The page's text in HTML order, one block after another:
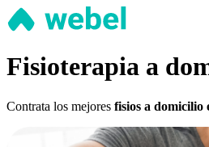
Fisioterapia a
Contrata los mejores fisios a